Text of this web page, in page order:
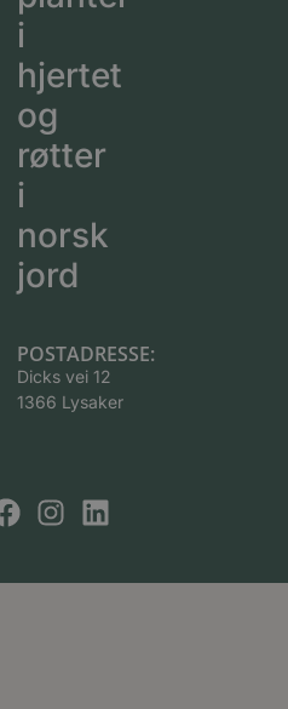
i
hjertet
og
røtter
i
norsk
jord
POSTADRESSE:
Dicks vei 12
1366 Lysaker